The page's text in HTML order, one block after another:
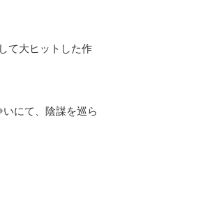
て大ヒットした作
にて、陰謀を巡ら